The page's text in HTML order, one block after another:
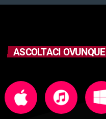
ASCOLTACI OVUNQUE